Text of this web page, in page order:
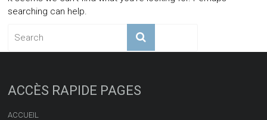
searching can help.
ACCÈS RAPIDE PAGES
ACCUEIL